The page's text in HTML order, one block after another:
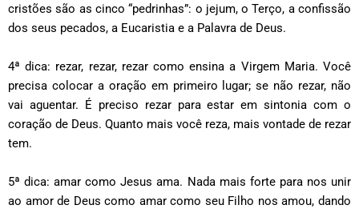
cristões são as cinco “pedrinhas”: o jejum, o Terço, a confissão
dos seus pecados, a Eucaristia e a Palavra de Deus.
4ª dica: rezar, rezar, rezar como ensina a Virgem Maria. Você
precisa colocar a oração em primeiro lugar; se não rezar, não
vai aguentar. É preciso rezar para estar em sintonia com o
coração de Deus. Quanto mais você reza, mais vontade de rezar
tem.
5ª dica: amar como Jesus ama. Nada mais forte para nos unir
ao amor de Deus como amar como seu Filho nos amou, dando